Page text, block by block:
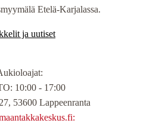
Etelä-Karjalassa.
ja uutiset
:
10:00 - 17:00
53600 Lappeenranta